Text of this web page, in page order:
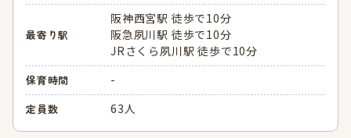
最寄り駅
阪神西宮駅 徒歩で10分
阪急夙川駅 徒歩で10分
JRさくら夙川駅 徒歩で10分
保育時間 -
定員数 63人